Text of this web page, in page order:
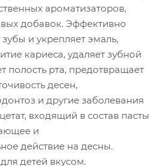
ароматизаторов,
добавок. Эффективно
и укрепляет эмаль,
кариеса, удаляет зубной
полость рта, предотвращает
десен,
и другие заболевания
входящий в состав пасты
и
действие на десны.
детей вкусом.